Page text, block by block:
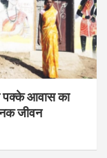
पक्के आवास का
जीवन